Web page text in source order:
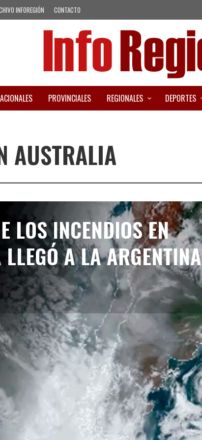
INFOREGIÓN CONTACTO
PROVINCIALES REGIONALES DEPORTES
AUSTRALIA
LOS INCENDIOS EN
A LA ARGENTINA